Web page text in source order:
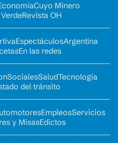
Cuyo Minero
Revista OH
EspectáculosArgentina
En las redes
SocialesSaludTecnología
del tránsito
EmpleosServicios
y MisasEdictos